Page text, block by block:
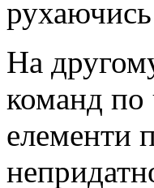
На
команд по
елементи